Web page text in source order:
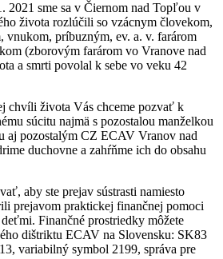
2021 sme sa v Čiernom nad Topľou v
života rozlúčili so vzácnym človekom,
vnukom, príbuzným, ev. a. v. farárom
(zborovým farárom vo Vranove nad
a smrti povolal k sebe vo veku 42
chvíli života Vás chceme pozvať k
súcitu najmä s pozostalou manželkou
aj pozostalým CZ ECAV Vranov nad
duchovne a zahŕňme ich do obsahu
aby ste prejav sústrasti namiesto
prejavom praktickej finančnej pomoci
Finančné prostriedky môžete
dištriktu ECAV na Slovensku: SK83
variabilný symbol 2199, správa pre